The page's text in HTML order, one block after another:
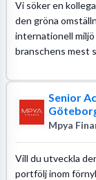
Vi söker en
den gröna
internationell
branschens mest
Senior
Mpya
Vill du utveckla
portfölj inom